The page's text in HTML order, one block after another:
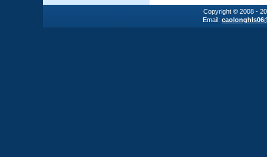
Copyright © 2008 -
Email: